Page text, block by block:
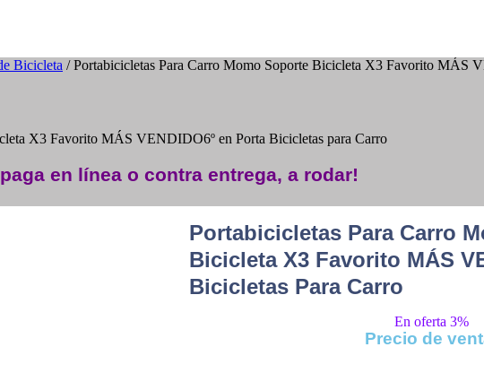
Bicicleta / Portabicicletas Para Carro Momo Soporte Bicicleta X3 Favorito MÁS
X3 Favorito MÁS VENDIDO6º en Porta Bicicletas para Carro
en línea o contra entrega, a rodar!
Portabicicletas Para Carro
Bicicleta X3 Favorito MÁS
Bicicletas Para Carro
En oferta 3%
Precio de